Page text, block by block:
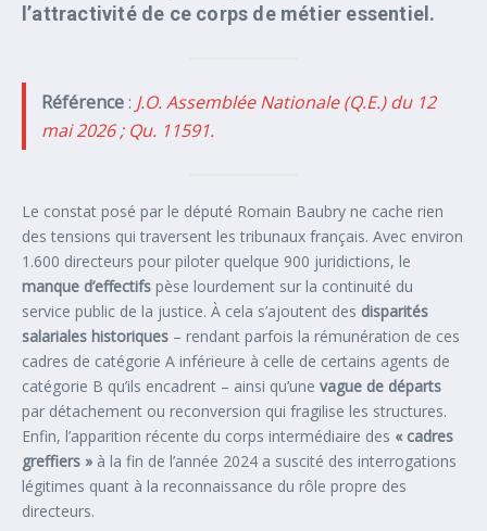
l’attractivité de ce corps de métier essentiel.
Référence: J.O. Assemblée Nationale (Q.E.) du 12
mai 2026 ; Qu. 11591.
Le constat posé par le député Romain Baubry ne cache rien
des tensions qui traversent les tribunaux français. Avec environ
1.600 directeurs pour piloter quelque 900 juridictions, le
manque d’effectifs pèse lourdement sur la continuité du
service public de la justice. À cela s’ajoutent des disparités
salariales historiques – rendant parfois la rémunération de ces
cadres de catégorie A inférieure à celle de certains agents de
catégorie B qu’ils encadrent – ainsi qu’une vague de départs
par détachement ou reconversion qui fragilise les structures.
Enfin, l’apparition récente du corps intermédiaire des « cadres
greffiers » à la fin de l’année 2024 a suscité des interrogations
légitimes quant à la reconnaissance du rôle propre des
directeurs.